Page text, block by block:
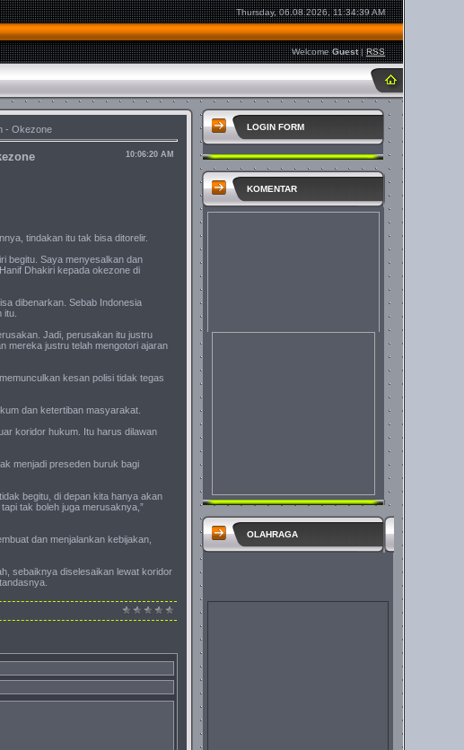
Thursday, 06.08.2026, 11:34:39 AM
Welcome Guest|RSS
- Okezone
10:06:20 AM
tindakan itu tak bisa ditorelir.
begitu. Saya menyesalkan dan
Dhakiri kepada okezone di
dibenarkan. Sebab Indonesia
Jadi, perusakan itu justru
mereka justru telah mengotori ajaran
kesan polisi tidak tegas
dan ketertiban masyarakat.
koridor hukum. Itu harus dilawan
menjadi preseden buruk bagi
begitu, di depan kita hanya akan
tak boleh juga merusaknya,”
dan menjalankan kebijakan,
sebaiknya diselesaikan lewat koridor
LOGIN FORM
KOMENTAR
OLAHRAGA